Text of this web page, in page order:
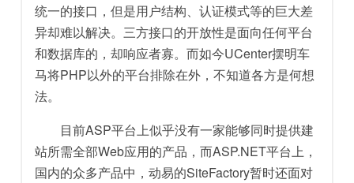
统一的接口，但是用户结构、认证模式等的巨大差
异却难以解决。三方接口的开放性是面向任何平台
和数据库的，却响应者寡。而如今UCenter摆明车
马将PHP以外的平台排除在外，不知道各方是何想
法。
目前ASP平台上似乎没有一家能够同时提供建
站所需全部Web应用的产品，而ASP.NET平台上，
国内的众多产品中，动易的SiteFactory暂时还面对